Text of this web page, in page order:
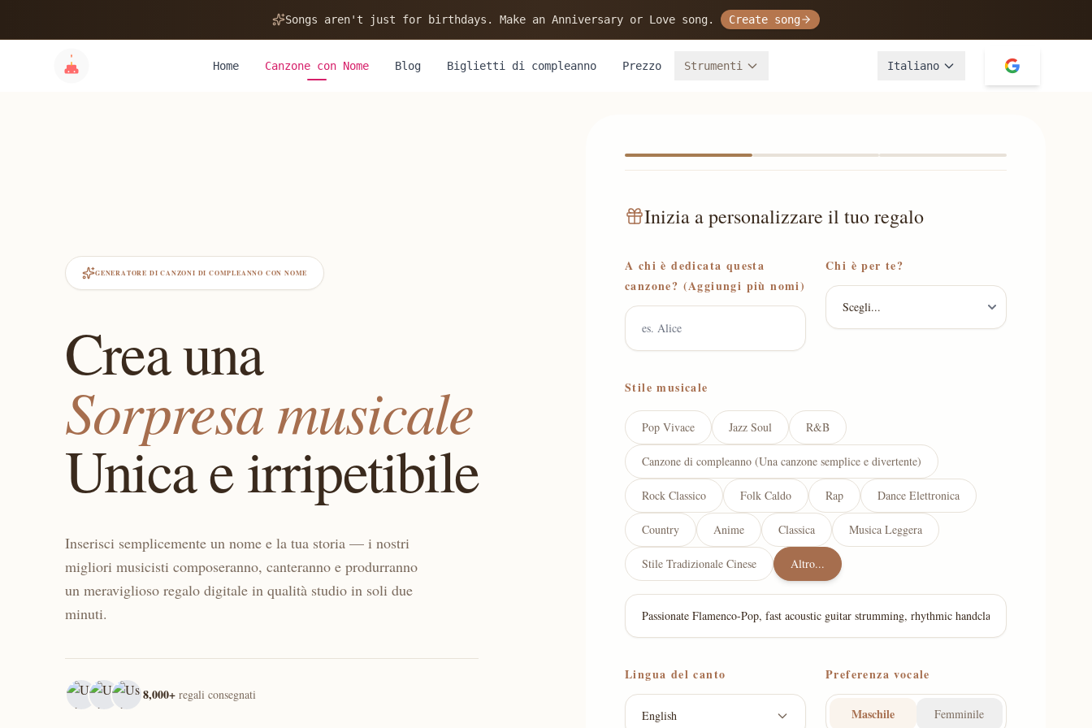
Songs aren't just for birthdays. Make an Anniversary or Love song. Create song
Home Canzone con Nome Blog Biglietti di compleanno Prezzo Strumenti Italiano
GENERATORE DI CANZONI DI COMPLEANNO CON NOME
Crea una
Sorpresa musicale
Unica e irripetibile
Inserisci semplicemente un nome e la tua storia — i nostri
migliori musicisti composeranno, canteranno e produrranno
un meraviglioso regalo digitale in qualità studio in soli due
minuti.
8,000+ regali consegnati
Inizia a personalizzare il tuo regalo
A chi è dedicata questa
canzone? (Aggiungi più nomi)
Chi è per te?
Stile musicale
Pop Vivace Jazz Soul R&B
Canzone di compleanno (Una canzone semplice e divertente)
Rock Classico Folk Caldo Rap Dance Elettronica
Country Anime Classica Musica Leggera
Stile Tradizionale Cinese Altro...
Lingua del canto
English
Preferenza vocale
Maschile Femminile